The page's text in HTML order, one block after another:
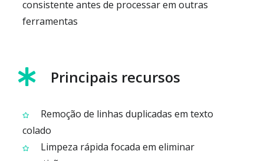
consistente antes de processar em outras
ferramentas
Principais recursos
Remoção de linhas duplicadas em texto
colado
Limpeza rápida focada em eliminar